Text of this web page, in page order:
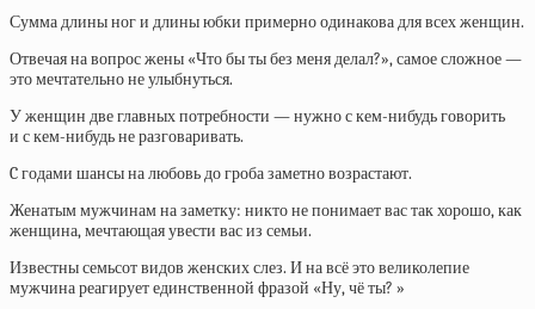
Сумма длины ног и длины юбки примерно одинакова для всех женщин.
Отвечая на вопрос жены «Что бы ты без меня делал?», самое сложное —
это мечтательно не улыбнуться.
У женщин две главных потребности — нужно с кем-нибудь говорить
и с кем-нибудь не разговаривать.
C годами шансы на любовь до гроба заметно возрастают.
Женатым мужчинам на заметку: никто не понимает вас так хорошо, как
женщина, мечтающая увести вас из семьи.
Известны семьсот видов женских слез. И на всё это великолепие
мужчина реагирует единственной фразой «Ну, чё ты? »